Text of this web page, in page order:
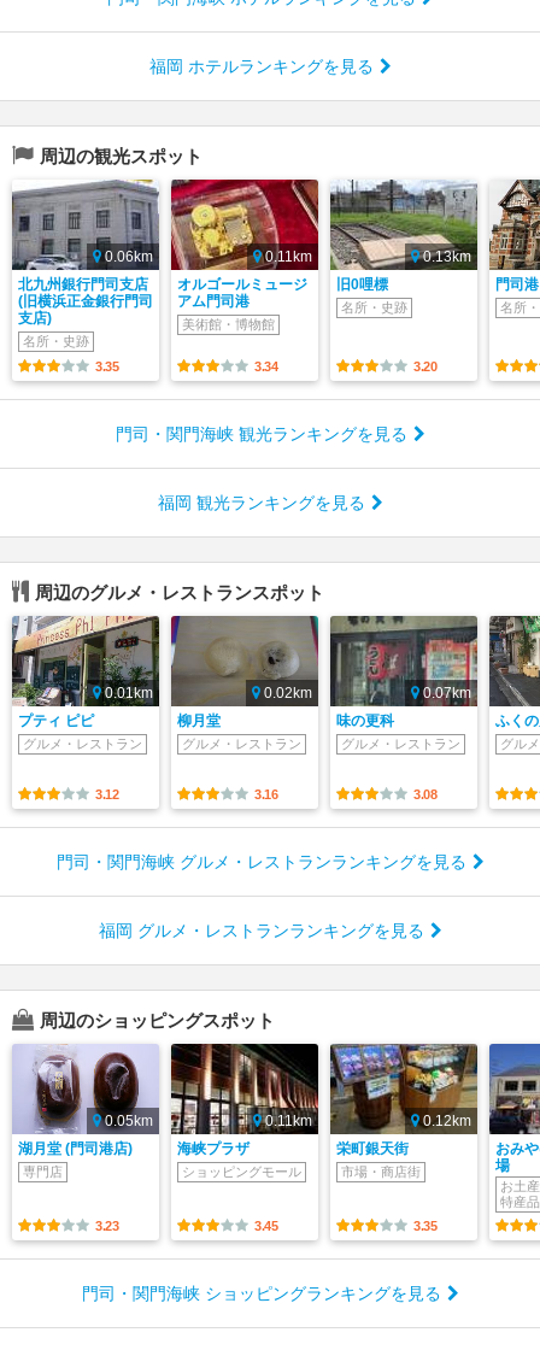
福岡 ホテルランキングを見る
周辺の観光スポット
0.06km
北九州銀行門司支店
(旧横浜正金銀行門司
支店)
名所・史跡
3.35
0.11km
オルゴールミュージ
アム門司港
美術館・博物館
3.34
0.13km
旧0哩標
名所・史跡
3.20
門司
名所
門司・関門海峡 観光ランキングを見る
福岡 観光ランキングを見る
周辺のグルメ・レストランスポット
0.01km
プティ ピピ
グルメ・レストラン
3.12
0.02km
柳月堂
グルメ・レストラン
3.16
0.07km
味の更科
グルメ・レストラン
3.08
ふく
グル
門司・関門海峡 グルメ・レストランランキングを見る
福岡 グルメ・レストランランキングを見る
周辺のショッピングスポット
0.05km
湖月堂 (門司港店)
専門店
3.23
0.11km
海峡プラザ
ショッピングモール
3.45
0.12km
栄町銀天街
市場・商店街
3.35
おみ
場
お土
特産品
門司・関門海峡 ショッピングランキングを見る